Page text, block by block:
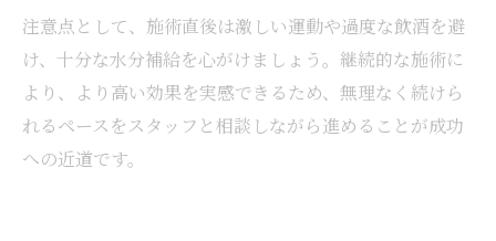
注意点として、施術直後は激しい運動や過度な飲酒を避
け、十分な水分補給を心がけましょう。継続的な施術に
より、より高い効果を実感できるため、無理なく続けら
れるペースをスタッフと相談しながら進めることが成功
への近道です。